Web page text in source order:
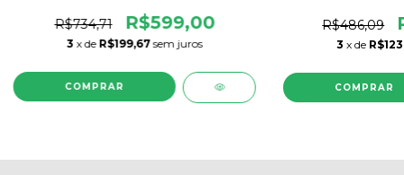
R$734,71 R$599,00
3 x de R$199,67 sem juros
R$486,09
3 x de